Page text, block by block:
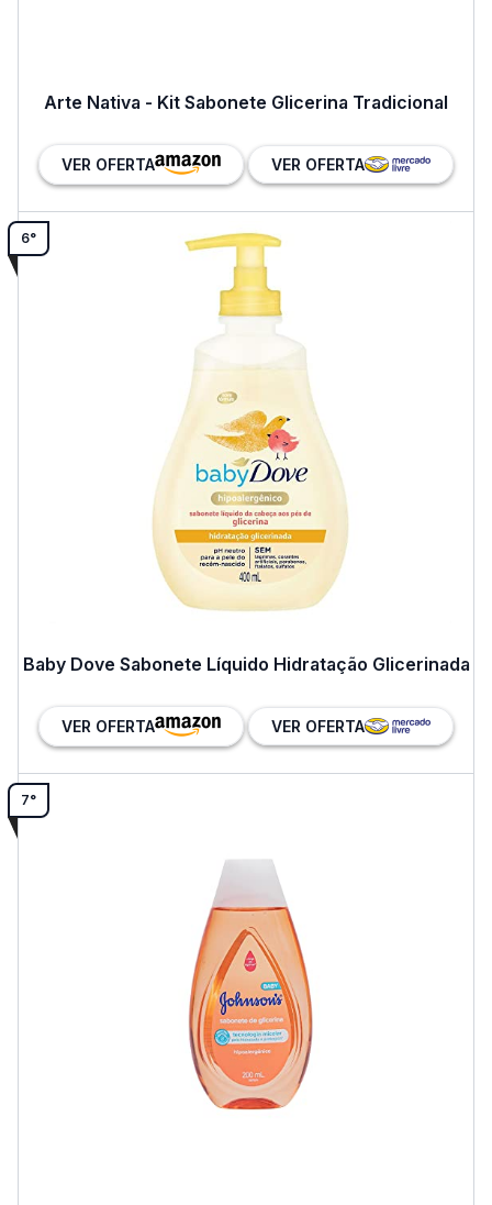
Arte Nativa - Kit Sabonete Glicerina Tradicional
VER OFERTA VER OFERTA
6°
Baby Dove Sabonete Líquido Hidratação Glicerinada
VER OFERTA VER OFERTA
7°